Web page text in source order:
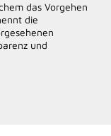
das Vorgehen
die
und